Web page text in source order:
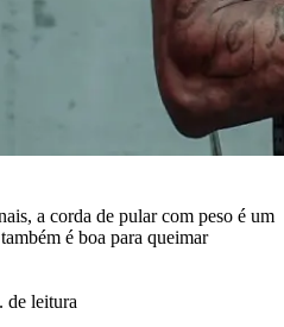
a corda de pular com peso é um
é boa para queimar
leitura